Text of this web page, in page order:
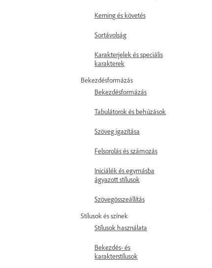
Kerning és követés
Sortávolság
Karakterjelek és speciális
karakterek
Bekezdésformázás
Bekezdésformázás
Tabulátorok és behúzások
Szöveg igazítása
Felsorolás és számozás
Iniciálék és egymásba
ágyazott stílusok
Szövegösszeállítás
Stílusok és színek
Stílusok használata
Bekezdés- és
karakterstílusok